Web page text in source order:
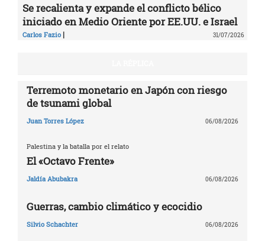
Se recalienta y expande el conflicto bélico
iniciado en Medio Oriente por EE.UU. e Israel
Carlos Fazio | 31/07/2026
Terremoto monetario en Japón con riesgo
de tsunami global
Juan Torres López 06/08/2026
Palestina y la batalla por el relato
El «Octavo Frente»
Jaldía Abubakra 06/08/2026
Guerras, cambio climático y ecocidio
Silvio Schachter 06/08/2026